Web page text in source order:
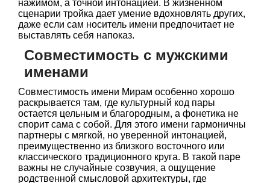
нажимом, а точной интонацией. В жизненном
сценарии тройка дает умение вдохновлять других,
даже если сам носитель имени предпочитает не
выставлять себя напоказ.
Совместимость с мужскими
именами
Совместимость имени Мирам особенно хорошо
раскрывается там, где культурный код пары
остается цельным и благородным, а фонетика не
спорит сама с собой. Для этого имени гармоничны
партнеры с мягкой, но уверенной интонацией,
преимущественно из близкого восточного или
классического традиционного круга. В такой паре
важны не случайные созвучия, а ощущение
родственной смысловой архитектуры, где